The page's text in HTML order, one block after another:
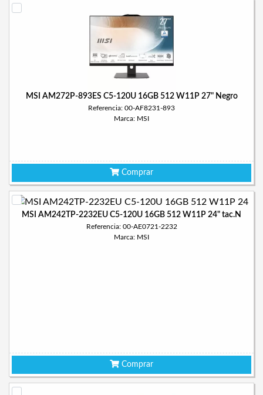
MSI AM272P-893ES C5-120U 16GB 512 W11P 27" Negro
Referencia: 00-AF8231-893
Marca: MSI
Comprar
MSI AM242TP-2232EU C5-120U 16GB 512 W11P 24" tac.N
Referencia: 00-AE0721-2232
Marca: MSI
Comprar